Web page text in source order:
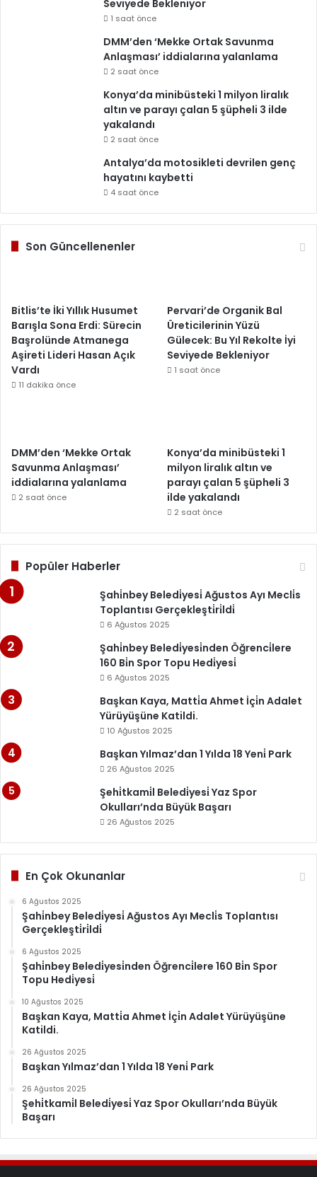
Seviyede Bekleniyor
1 saat önce
DMM’den ‘Mekke Ortak Savunma
Anlaşması’ iddialarına yalanlama
2 saat önce
Konya’da minibüsteki 1 milyon liralık
altın ve parayı çalan 5 şüpheli 3 ilde
yakalandı
2 saat önce
Antalya’da motosikleti devrilen genç
hayatını kaybetti
4 saat önce
Son Güncellenenler
Bitlis’te İki Yıllık Husumet
Barışla Sona Erdi: Sürecin
Başrolünde Atmanega
Aşireti Lideri Hasan Açık
Vardı
11 dakika önce
Pervari’de Organik Bal
Üreticilerinin Yüzü
Gülecek: Bu Yıl Rekolte İyi
Seviyede Bekleniyor
1 saat önce
DMM’den ‘Mekke Ortak
Savunma Anlaşması’
iddialarına yalanlama
2 saat önce
Konya’da minibüsteki 1
milyon liralık altın ve
parayı çalan 5 şüpheli 3
ilde yakalandı
2 saat önce
Popüler Haberler
Şahi̇nbey Beledi̇yesi̇ Ağustos Ayı Mecli̇s
Toplantısı Gerçekleşti̇ri̇ldi̇
6 Ağustos 2025
Şahi̇nbey Beledi̇yesi̇nden Öğrenci̇lere
160 Bi̇n Spor Topu Hedi̇yesi̇
6 Ağustos 2025
Başkan Kaya, Matti̇a Ahmet İçi̇n Adalet
Yürüyüşüne Katildi.
10 Ağustos 2025
Başkan Yılmaz’dan 1 Yılda 18 Yeni̇ Park
26 Ağustos 2025
Şehi̇tkami̇l Beledi̇yesi̇ Yaz Spor
Okulları’nda Büyük Başarı
26 Ağustos 2025
En Çok Okunanlar
6 Ağustos 2025
Şahi̇nbey Beledi̇yesi̇ Ağustos Ayı Mecli̇s Toplantısı
Gerçekleşti̇ri̇ldi̇
6 Ağustos 2025
Şahi̇nbey Beledi̇yesi̇nden Öğrenci̇lere 160 Bi̇n Spor
Topu Hedi̇yesi̇
10 Ağustos 2025
Başkan Kaya, Matti̇a Ahmet İçi̇n Adalet Yürüyüşüne
Katildi.
26 Ağustos 2025
Başkan Yılmaz’dan 1 Yılda 18 Yeni̇ Park
26 Ağustos 2025
Şehi̇tkami̇l Beledi̇yesi̇ Yaz Spor Okulları’nda Büyük
Başarı